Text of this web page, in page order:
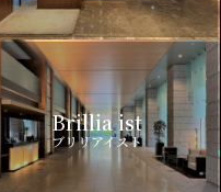
Brillia ist
ブリリアイスト